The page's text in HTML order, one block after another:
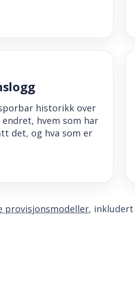
historikk over
endret, hvem som har
det, og hva som er
provisjonsmodeller,